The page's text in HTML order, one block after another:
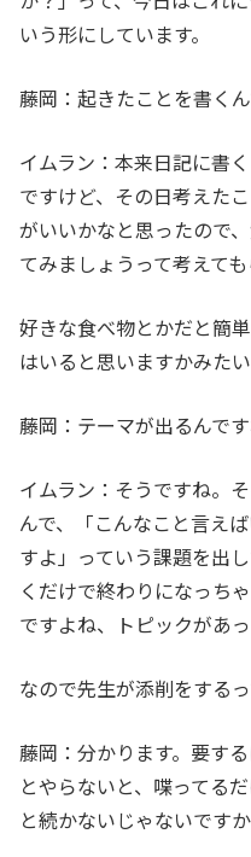
いう形にしています。
藤岡：起きたことを書く
イムラン：本来日記に書
ですけど、その日考えた
がいいかなと思ったので
てみましょうって考えても
好きな食べ物とかだと簡
はいると思いますかみたい
藤岡：テーマが出るんです
イムラン：そうですね。
んで、「こんなこと言え
すよ」っていう課題を出
くだけで終わりになっち
ですよね、トピックがあっ
なので先生が添削をする
藤岡：分かります。要す
とやらないと、喋ってる
と続かないじゃないですか